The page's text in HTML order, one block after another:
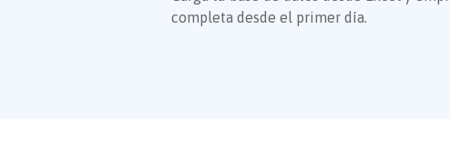
completa desde el primer día.